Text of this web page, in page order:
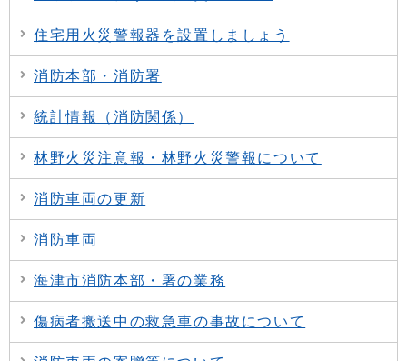
住宅用火災警報器を設置しましょう
消防本部・消防署
統計情報（消防関係）
林野火災注意報・林野火災警報について
消防車両の更新
消防車両
海津市消防本部・署の業務
傷病者搬送中の救急車の事故について